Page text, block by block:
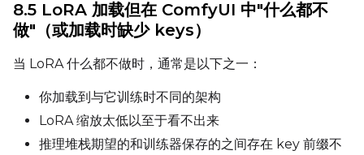
8.5 LoRA 加载但在 ComfyUI 中"什么都不
做"（或加载时缺少 keys）
当 LoRA 什么都不做时，通常是以下之一：
你加载到与它训练时不同的架构
LoRA 缩放太低以至于看不出来
推理堆栈期望的和训练器保存的之间存在 key 前缀不